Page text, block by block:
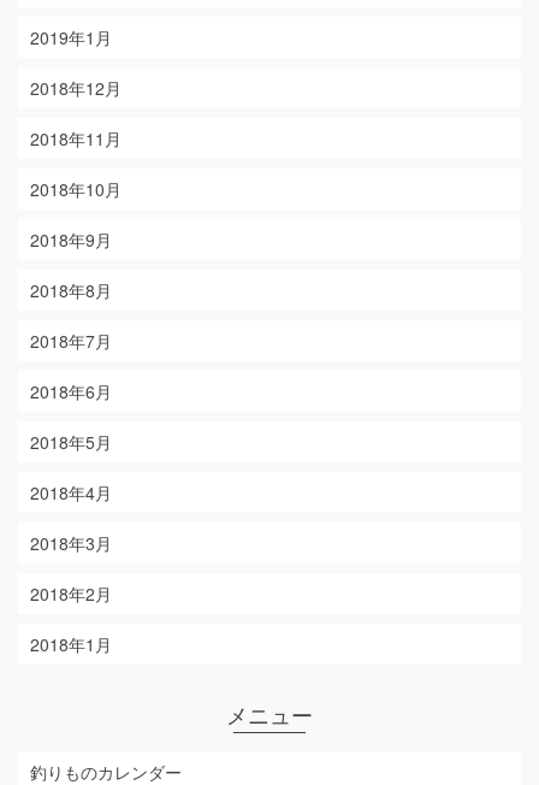
2019年1月
2018年12月
2018年11月
2018年10月
2018年9月
2018年8月
2018年7月
2018年6月
2018年5月
2018年4月
2018年3月
2018年2月
2018年1月
メニュー
釣りものカレンダー